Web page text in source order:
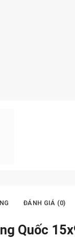
ĐÁNH GIÁ (0)
Quốc